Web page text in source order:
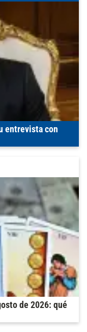
entrevista con
de 2026: qué